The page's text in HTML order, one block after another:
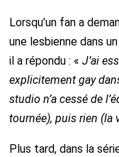
Lorsqu’un fan a
une lesbienne dans
il a répondu : «J’ai
explicitement gay
studio n’a cessé de
tournée), puis rien (la
Plus tard, dans la